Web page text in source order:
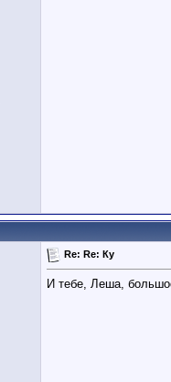
Re: Re: Ку
И тебе, Леша,